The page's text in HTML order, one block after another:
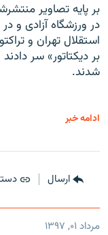
بر پایه تصاویر
در ورزشگاه آزادی و
استقلال تهران و
بر دیکتاتور» سر
شدند.
ادامه خبر
ارسال
مرداد ۰۱, ۱۳۹۷